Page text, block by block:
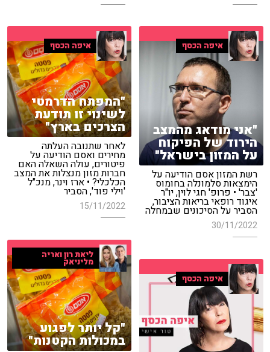
איפה הכסף
"אני מודאג מהמצב
הירוד של הפיקוח
על המזון בישראל"
רשת המזון אסם הודיעה על
הימצאות סלמונלה בחומוס
'צבר' • פרופ' חגי לוין, יו"ר
איגוד רופאי בריאות הציבור,
הסביר על הסיכונים שבמחלה
30/11/2022
איפה הכסף
"המפתח הדרמטי
לשינוי זו תודעת
הצרכים בארץ"
לאחר שתנובה העלתה
מחירים ואסם הודיעה על
פיטורים, עולה השאלה האם
חברות מזון מנצלות את המצב
הכלכלי? • ארז וינר, מנכ"ל
'וילי פוד', הסביר
15/11/2022
ליאת רון ואריה
מליניאק
"קל יותר לפגוע
במכולות הקטנות"
איפה הכסף